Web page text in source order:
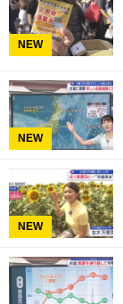
NEW
NEW
NEW